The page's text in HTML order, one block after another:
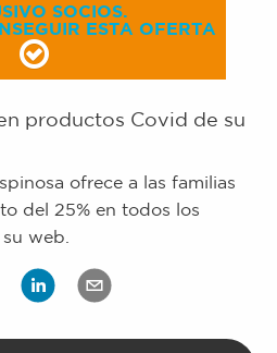
SOCIOS.
ESTA OFERTA
productos Covid de su
ofrece a las familias
del 25% en todos los
web.